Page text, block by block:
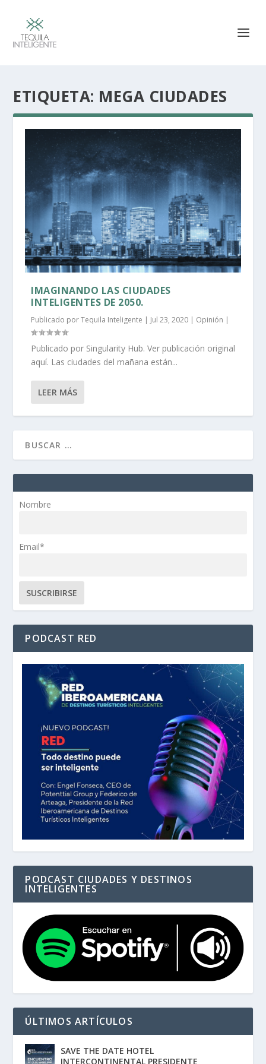
ETIQUETA: MEGA CIUDADES
IMAGINANDO LAS CIUDADES
INTELIGENTES DE 2050.
Publicado porTequila Inteligente | Jul 23, 2020 | Opinión |
Publicado por Singularity Hub. Ver publicación original
aquí. Las ciudades del mañana están...
LEER MÁS
Nombre
Email*
PODCAST RED
PODCAST CIUDADES Y DESTINOS
INTELIGENTES
ÚLTIMOS ARTÍCULOS
SAVE THE DATE HOTEL
INTERCONTINENTAL PRESIDENTE